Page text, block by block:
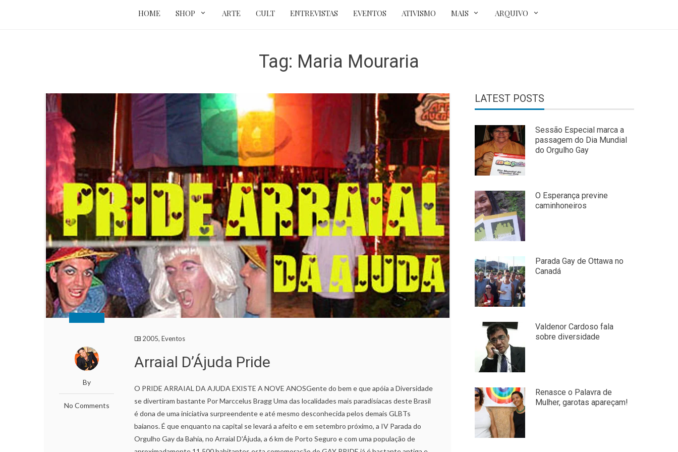
HOME SHOP ARTE CULT ENTREVISTAS EVENTOS ATIVISMO MAIS ARQUIVO
Tag: Maria Mouraria
By
No Comments
2005,Eventos
Arraial D’Ájuda Pride
O PRIDE ARRAIAL DA AJUDA EXISTE A NOVE ANOSGente do bem e que apóia a Diversidade
se divertiram bastante Por Marccelus Bragg Uma das localidades mais paradisíacas deste Brasil
é dona de uma iniciativa surpreendente e até mesmo desconhecida pelos demais GLBTs
baianos. É que enquanto na capital se levará a afeito e em setembro próximo, a IV Parada do
Orgulho Gay da Bahia, no Arraial D'Ájuda, a 6 km de Porto Seguro e com uma população de
LATEST POSTS
Sessão Especial marca a
passagem do Dia Mundial
do Orgulho Gay
O Esperança previne
caminhoneiros
Parada Gay de Ottawa no
Canadá
Valdenor Cardoso fala
sobre diversidade
Renasce o Palavra de
Mulher, garotas apareçam!